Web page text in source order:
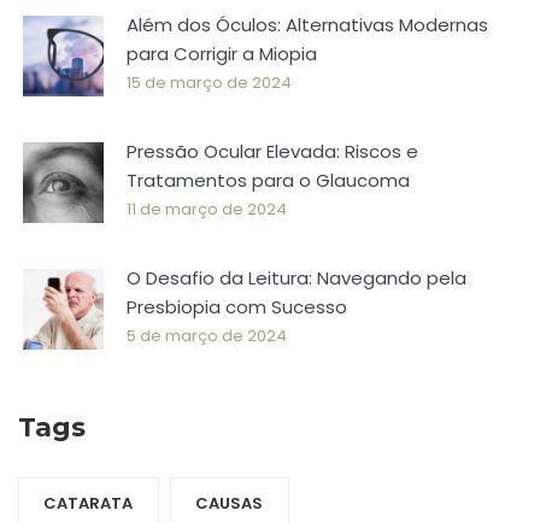
Além dos Óculos: Alternativas Modernas
para Corrigir a Miopia
15 de março de 2024
Pressão Ocular Elevada: Riscos e
Tratamentos para o Glaucoma
11 de março de 2024
O Desafio da Leitura: Navegando pela
Presbiopia com Sucesso
5 de março de 2024
Tags
CATARATA CAUSAS